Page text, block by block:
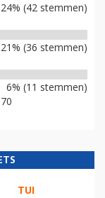
24% (42 stemmen)
21% (36 stemmen)
6% (11 stemmen)
TUI